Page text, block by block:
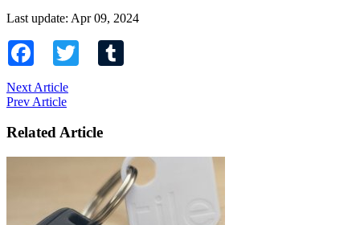
Last update: Apr 09, 2024
Facebook Twitter
Next Article
Prev Article
Related Article